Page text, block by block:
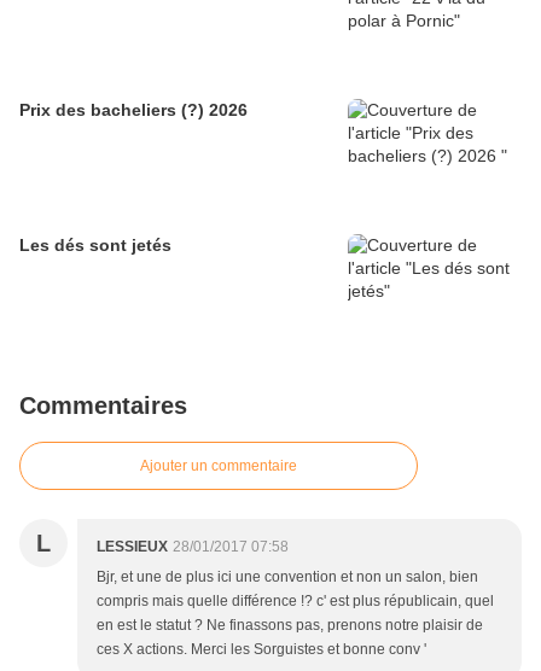
Prix des bacheliers (?) 2026
Les dés sont jetés
Commentaires
Ajouter un commentaire
L LESSIEUX 28/01/2017 07:58
Bjr, et une de plus ici une convention et non un salon, bien
compris mais quelle différence !? c' est plus républicain, quel
en est le statut ? Ne finassons pas, prenons notre plaisir de
ces X actions. Merci les Sorguistes et bonne conv '